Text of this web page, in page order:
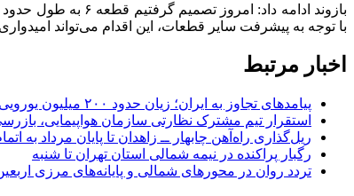
با توجه به پیشرفت سایر قطعات، این اقدام می‌تواند
اخبار مرتبط
پیامدهای تجاوز به ایران؛ زیان حدود ۲۰۰ میلیون یورویی شرکت هواپیمایی مجارستان
استقرار تیم مشترک نظارتی سازمان هواپیمایی،
ریل‌گذاری راه‌آهن چابهار ــ زاهدان تا پایان مرداد به
رگبار پراکنده در نیمه شمالی استان تهران تا شنبه
تردد روان در محورهای شمالی و پایانه‌های مرزی